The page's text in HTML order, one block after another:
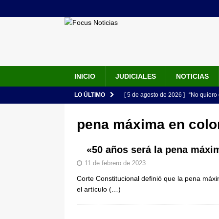
INICIO JUDICIALES NOTICIAS
LO ÚLTIMO [ 5 de agosto de 2026 ] “No
[ 5 de agosto de 2026 ] Audiencia
de su esposa y su bebé
[ 5 de agosto de 2026 ]
apartan del juicio contra Jorge
pena máxima en
«50 años será la pena
11 de febrero de 2023
Corte Constitucional definió que la pena
el artículo (…)